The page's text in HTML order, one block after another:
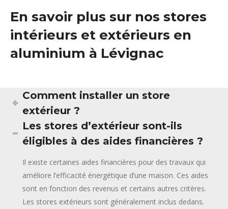
En savoir plus sur nos stores
intérieurs et extérieurs en
aluminium à Lévignac
Comment installer un store
extérieur ?
Les stores d’extérieur sont-ils
éligibles à des aides financières ?
Il existe certaines aides financières pour des travaux qui
améliore l’efficacité énergétique d’une maison. Ces aides
sont en fonction des revenus et certains autres critères.
Les stores extérieurs sont généralement inclus dedans.